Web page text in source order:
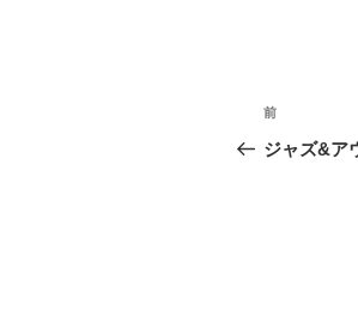
投
稿
前
の
前
ジャズ&ア